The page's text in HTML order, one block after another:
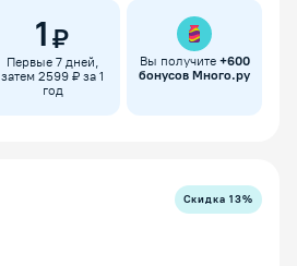
1 ₽
Первые 7 дней,
затем 2599 ₽ за 1
год
Вы получите +600
бонусов Много.ру
Скидка13%